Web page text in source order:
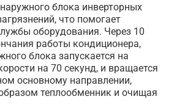
блока инверторных
что помогает
оборудования. Через 10
работы кондиционера,
блока запускается на
на 70 секунд, и вращается
основному направлении,
теплообменник и очищая